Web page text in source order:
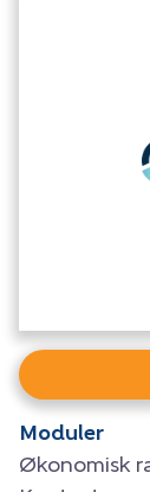
Moduler
Økonomisk